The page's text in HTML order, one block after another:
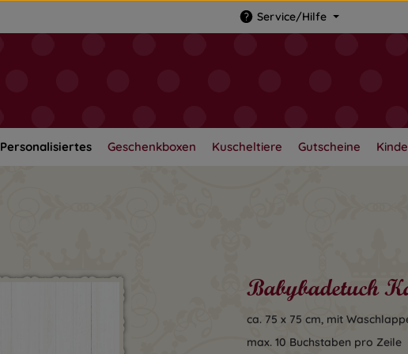
Service/Hilfe
Personalisiertes Geschenkboxen Kuscheltiere Gutscheine
Babybadetuch
ca. 75 x 75 cm, mit
max. 10 Buchstaben pro Zeile